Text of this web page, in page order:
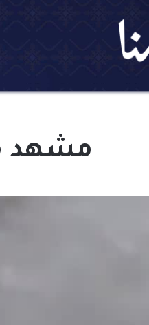
مشهد